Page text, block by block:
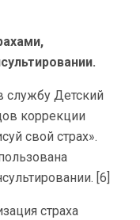
службу Детский
коррекции
свой страх».
[6]
страха